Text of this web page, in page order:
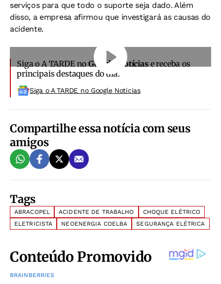
serviços para que todo o suporte seja dado. Além
disso, a empresa afirmou que investigará as causas do
acidente.
Siga o A TARDE noGoogle Notíciase receba os
principais destaques do dia.
Siga o A TARDE no Google Noticias
Compartilhe essa notícia com seus
amigos
Tags
ABRACOPEL ACIDENTE DE TRABALHO
CHOQUE ELÉTRICO
ELETRICISTA
NEOENERGIA COELBA SEGURANÇA ELÉTRICA